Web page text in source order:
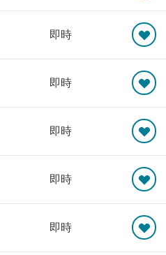
即時
即時
即時
即時
即時